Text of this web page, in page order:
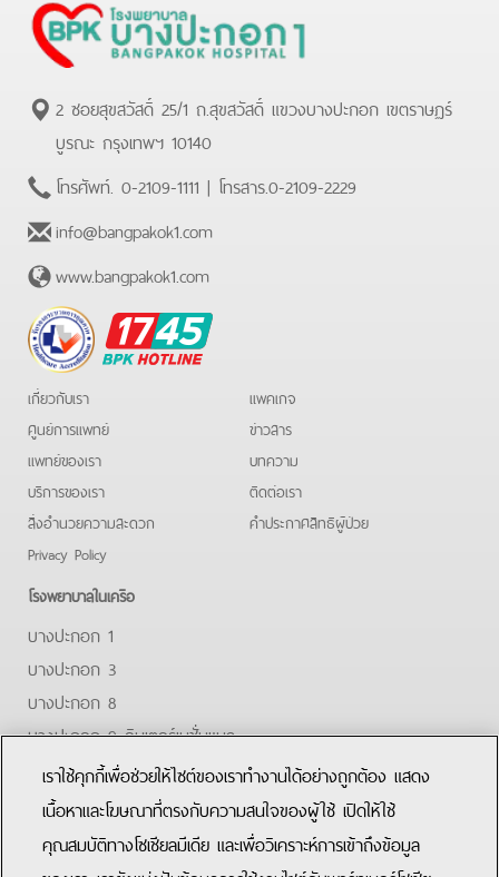
2 ซอยสุขสวัสดิ์ 25/1 ถ.สุขสวัสดิ์ แขวงบางปะกอก เขตราษฏร์
บูรณะ กรุงเทพฯ 10140
โทรศัพท์. 0-2109-1111 | โทรสาร.0-2109-2229
info@bangpakok1.com
www.bangpakok1.com
BPK
Hotline
เกี่ยวกับเรา
ศูนย์การแพทย์
แพทย์ของเรา
บริการของเรา
สิ่งอำนวยความสะดวก
Privacy Policy
แพคเกจ
ข่าวสาร
บทความ
ติดต่อเรา
คําประกาศสิทธิผู้ป่วย
โรงพยาบาลในเครือ
บางปะกอก 1
บางปะกอก 3
บางปะกอก 8
บางปะกอก 9 อินเตอร์เนชั่นแนล
ปิยะเวท
บางปะกอก-รังสิต 2
FacebookYoutubeLine
เราใช้คุกกี้เพื่อช่วยให้ไซต์ของเราทำงานได้อย่างถูกต้อง แสดง
เนื้อหาและโฆษณาที่ตรงกับความสนใจของผู้ใช้ เปิดให้ใช้
คุณสมบัติทางโซเชียลมีเดีย และเพื่อวิเคราะห์การเข้าถึงข้อมูล